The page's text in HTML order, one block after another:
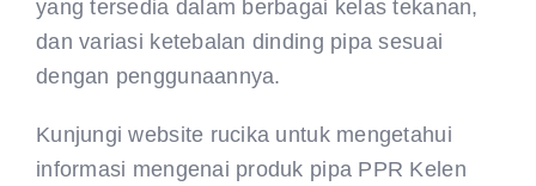
yang tersedia dalam berbagai kelas tekanan,
dan variasi ketebalan dinding pipa sesuai
dengan penggunaannya.
Kunjungi website rucika untuk mengetahui
informasi mengenai produk pipa PPR Kelen